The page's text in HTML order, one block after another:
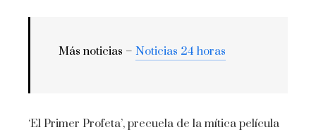
Más noticias – Noticias 24 horas
‘El Primer Profeta’, precuela de la mítica película